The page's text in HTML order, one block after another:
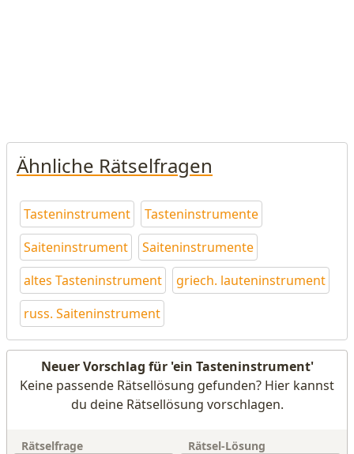
Ähnliche Rätselfragen
Tasteninstrument
Tasteninstrumente
Saiteninstrument
Saiteninstrumente
altes Tasteninstrument
griech. lauteninstrument
russ. Saiteninstrument
Neuer Vorschlag für 'ein Tasteninstrument'
Keine passende Rätsellösung gefunden? Hier kannst
du deine Rätsellösung vorschlagen.
Rätselfrage Rätsel-Lösung